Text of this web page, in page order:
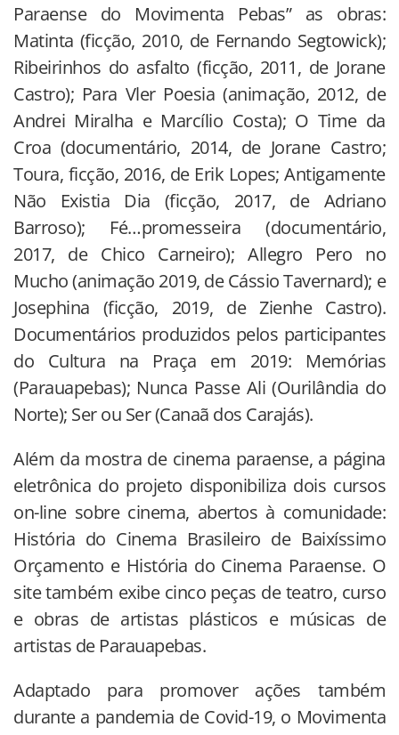
Paraense do Movimenta Pebas” as obras:
Matinta (ficção, 2010, de Fernando Segtowick);
Ribeirinhos do asfalto (ficção, 2011, de Jorane
Castro); Para Vler Poesia (animação, 2012, de
Andrei Miralha e Marcílio Costa); O Time da
Croa (documentário, 2014, de Jorane Castro;
Toura, ficção, 2016, de Erik Lopes; Antigamente
Não Existia Dia (ficção, 2017, de Adriano
Barroso); Fé…promesseira (documentário,
2017, de Chico Carneiro); Allegro Pero no
Mucho (animação 2019, de Cássio Tavernard); e
Josephina (ficção, 2019, de Zienhe Castro).
Documentários produzidos pelos participantes
do Cultura na Praça em 2019: Memórias
(Parauapebas); Nunca Passe Ali (Ourilândia do
Norte); Ser ou Ser (Canaã dos Carajás).
Além da mostra de cinema paraense, a página
eletrônica do projeto disponibiliza dois cursos
on-line sobre cinema, abertos à comunidade:
História do Cinema Brasileiro de Baixíssimo
Orçamento e História do Cinema Paraense. O
site também exibe cinco peças de teatro, curso
e obras de artistas plásticos e músicas de
artistas de Parauapebas.
Adaptado para promover ações também
durante a pandemia de Covid-19, o Movimenta